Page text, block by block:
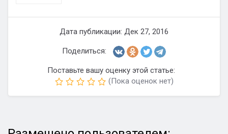
Дата публикации: Дек 27, 2016
Поделиться:
Поставьте вашу оценку этой статье:
(Пока оценок нет)